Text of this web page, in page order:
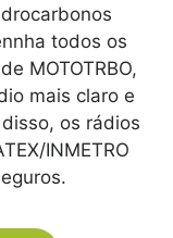
todos os
MOTOTRBO,
mais claro e
os rádios
INMETRO